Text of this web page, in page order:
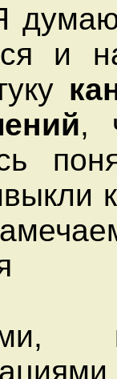
и
,